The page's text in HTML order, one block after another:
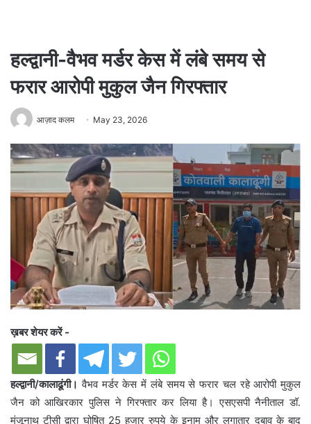
हल्द्वानी-वैभव मर्डर केस में लंबे समय से
फरार आरोपी मुकुल जैन गिरफ्तार
आज़ाद कलम May 23, 2026
ख़बर शेयर करें -
हल्द्वानी/कालाढूंगी। वैभव मर्डर केस में लंबे समय से फरार चल रहे आरोपी मुकुल
जैन को आखिरकार पुलिस ने गिरफ्तार कर लिया है। एसएसपी नैनीताल डॉ.
मंजूनाथ टीसी द्वारा घोषित 25 हजार रुपये के इनाम और लगातार दबाव के बाद